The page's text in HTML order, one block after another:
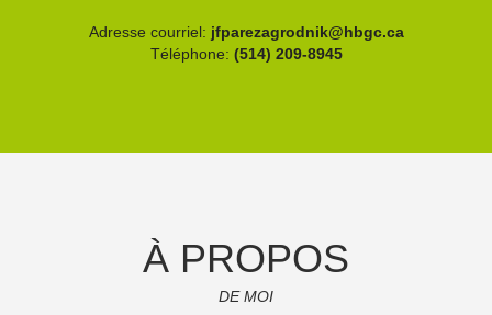
Adresse courriel: jfparezagrodnik@hbgc.ca
Téléphone: (514) 209-8945
À PROPOS
DE MOI